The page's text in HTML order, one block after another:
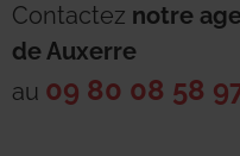
Contactez notre
de Auxerre
au 09 80 08 58